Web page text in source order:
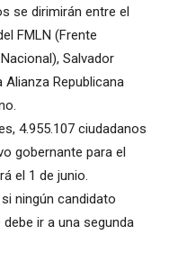
se dirimirán entre el
FMLN (Frente
Salvador
Alianza Republicana
4.955.107 ciudadanos
gobernante para el
el 1 de junio.
ningún candidato
ir a una segunda